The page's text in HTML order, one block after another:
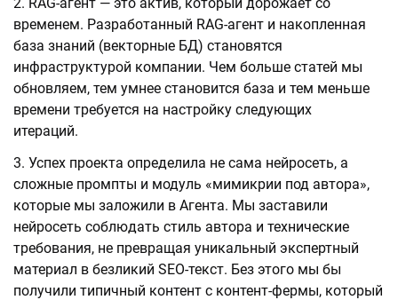
временем. Разработанный RAG-агент и накопленная
база знаний (векторные БД) становятся
инфраструктурой компании. Чем больше статей мы
обновляем, тем умнее становится база и тем меньше
времени требуется на настройку следующих
итераций.
Успех проекта определила не сама нейросеть, а
сложные промпты и модуль «мимикрии под автора»,
которые мы заложили в Агента. Мы заставили
нейросеть соблюдать стиль автора и технические
требования, не превращая уникальный экспертный
материал в безликий SEO-текст. Без этого мы бы
получили типичный контент с контент-фермы, который